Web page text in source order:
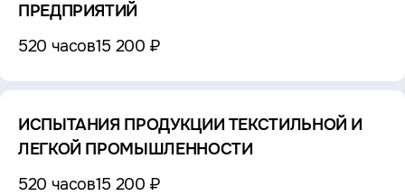
ПРЕДПРИЯТИЙ
520 часов15 200 ₽
ИСПЫТАНИЯ ПРОДУКЦИИ ТЕКСТИЛЬНОЙ И
ЛЕГКОЙ ПРОМЫШЛЕННОСТИ
520 часов15 200 ₽